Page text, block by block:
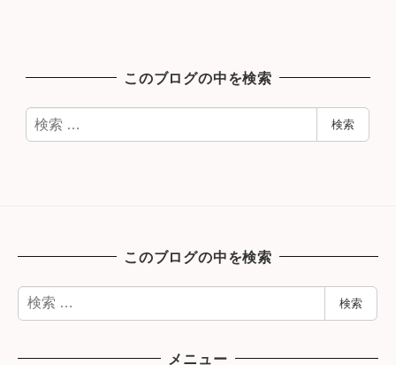
このブログの中を検索
検
索
検索
このブログの中を検索
検
索
検索
メニュー